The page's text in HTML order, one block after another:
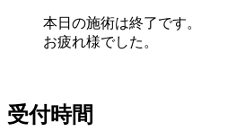
本日の施術は終了です。
お疲れ様でした。
受付時間